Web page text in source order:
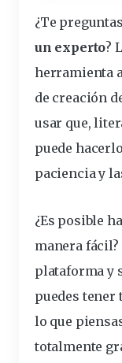
¿Te preguntas
un experto?
herramienta
de creación
usar que,
puede
paciencia y
¿Es posible
manera fácil
plataforma y
puedes tener
lo que
totalmente